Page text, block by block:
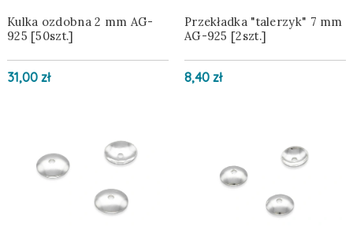
Kulka ozdobna 2 mm AG-
925 [50szt.]
31,00 zł
Przekładka "talerzyk" 7 mm
AG-925 [2szt.]
8,40 zł